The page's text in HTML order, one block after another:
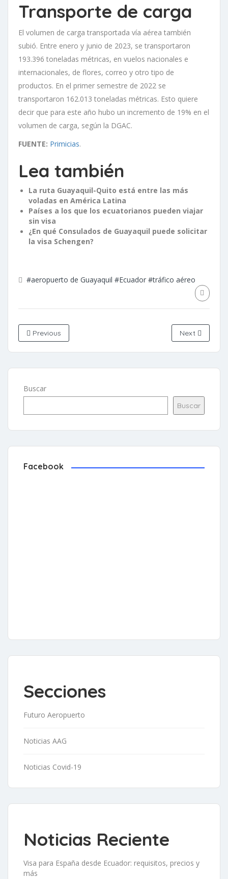
Transporte de carga
El volumen de carga transportada vía aérea también
subió. Entre enero y junio de 2023, se transportaron
193.396 toneladas métricas, en vuelos nacionales e
internacionales, de flores, correo y otro tipo de
productos. En el primer semestre de 2022 se
transportaron 162.013 toneladas métricas. Esto quiere
decir que para este año hubo un incremento de 19% en el
volumen de carga, según la DGAC.
FUENTE: Primicias.
Lea también
La ruta Guayaquil-Quito está entre las más
voladas en América Latina
Países a los que los ecuatorianos pueden viajar
sin visa
¿En qué Consulados de Guayaquil puede solicitar
la visa Schengen?
#aeropuerto de Guayaquil #Ecuador #tráfico aéreo
Previous Next
Buscar
Buscar
Facebook
Secciones
Futuro Aeropuerto
Noticias AAG
Noticias Covid-19
Noticias Reciente
Visa para España desde Ecuador: requisitos, precios y
más